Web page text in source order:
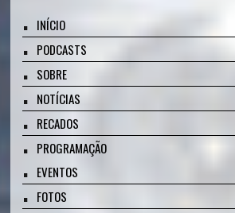
INÍCIO
PODCASTS
SOBRE
NOTÍCIAS
RECADOS
PROGRAMAÇÃO
EVENTOS
FOTOS